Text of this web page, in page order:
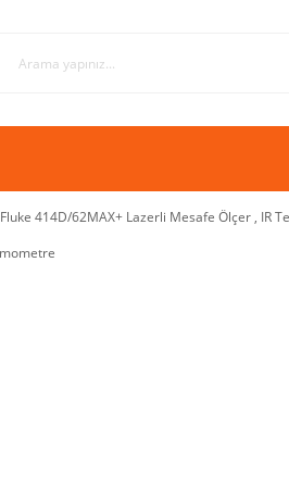
Fluke 414D/62MAX+ Lazerli Mesafe Ölçer , IR